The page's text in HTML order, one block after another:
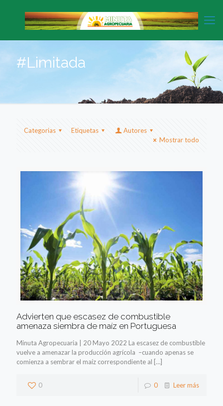
#Limitada
Categorias Etiquetas
Autores
Mostrar todo
Advierten que escasez de combustible
amenaza siembra de maíz en Portuguesa
Minuta Agropecuaria | 20 Mayo 2022 La escasez de combustible
vuelve a amenazar la producción agrícola –cuando apenas se
comienza a sembrar el maíz correspondiente al […]
0 0 Leer más